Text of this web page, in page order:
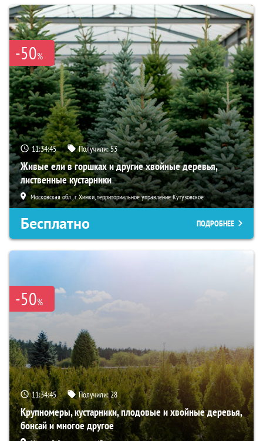
-50%
11:34:45 Получили:53
Живые ели в горшках и другие хвойные деревья,
лиственные кустарники
Московская обл., г. Химки, территориальное управление Кутузовское
Бесплатно ПОДРОБНЕЕ
-50%
11:34:45 Получили:28
Крупномеры, кустарники, плодовые и хвойные деревья,
бонсай и многое другое